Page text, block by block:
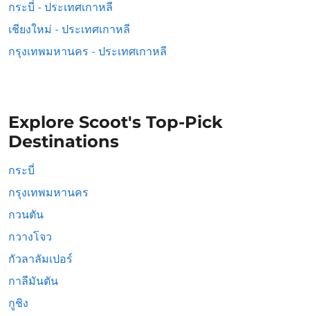
กระบี่ - ประเทศเกาหลี
เชียงใหม่ - ประเทศเกาหลี
กรุงเทพมหานคร - ประเทศเกาหลี
Explore Scoot's Top-Pick
Destinations
กระบี่
กรุงเทพมหานคร
กวนตัน
กวางโจว
กัวลาลัมเปอร์
กาลีมันตัน
กูชิง